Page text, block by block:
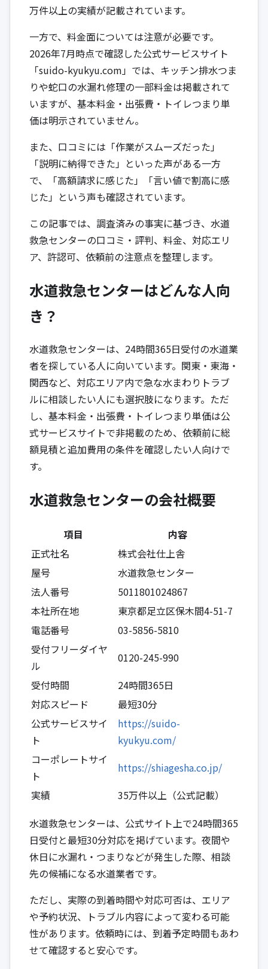
万件以上の実績が記載されています。
一方で、料金面については注意が必要です。
2026年7月時点で確認した公式サービスサイト
「suido-kyukyu.com」では、キッチン排水つま
りや蛇口の水漏れ修理の一部料金は掲載されて
いますが、基本料金・出張費・トイレつまり単
価は明示されていません。
また、口コミには「作業がスムーズだった」
「説明に納得できた」といった声がある一方
で、「高額請求に感じた」「言い値で割高に感
じた」という声も確認されています。
この記事では、調査済みの事実に基づき、水道
救急センターの口コミ・評判、料金、対応エリ
ア、許認可、依頼前の注意点を整理します。
水道救急センターはどんな人向
き？
水道救急センターは、24時間365日受付の水道業
者を探している人に向いています。関東・東海・
関西など、対応エリア内で急な水まわりトラブ
ルに相談したい人にも選択肢になります。ただ
し、基本料金・出張費・トイレつまり単価は公
式サービスサイトで非掲載のため、依頼前に総
額見積と追加費用の条件を確認したい人向けで
す。
水道救急センターの会社概要
項目
内容
正式社名
株式会社仕上舎
屋号
水道救急センター
法人番号
5011801024867
本社所在地
東京都足立区保木間4-51-7
電話番号
03-5856-5810
受付フリーダイヤ
ル
0120-245-990
受付時間
24時間365日
対応スピード
最短30分
公式サービスサイ
ト
https://suido-
kyukyu.com/
コーポレートサイ
ト
https://shiagesha.co.jp/
実績
35万件以上（公式記載）
水道救急センターは、公式サイト上で24時間365
日受付と最短30分対応を掲げています。夜間や
休日に水漏れ・つまりなどが発生した際、相談
先の候補になる水道業者です。
ただし、実際の到着時間や対応可否は、エリア
や予約状況、トラブル内容によって変わる可能
性があります。依頼時には、到着予定時間もあわ
せて確認すると安心です。